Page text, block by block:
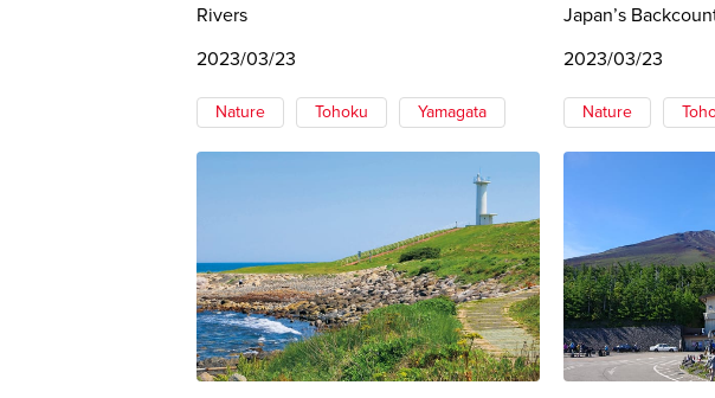
Rivers
2023/03/23
Nature Tohoku Yamagata
Japan’s
2023/03/23
Nature